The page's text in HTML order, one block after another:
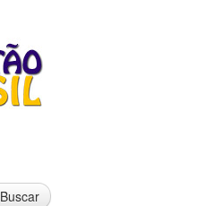
Buscar